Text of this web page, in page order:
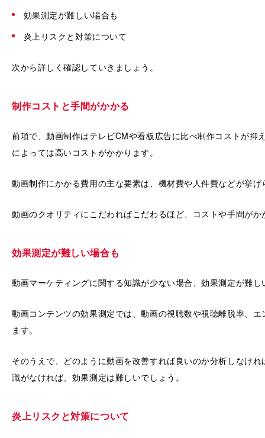
効果測定が難しい場合も
炎上リスクと対策について
次から詳しく確認していきましょう。
制作コストと手間がかかる
前項で、動画制作はテレビCMや看板広告に比べ制作コストが抑
によっては高いコストがかかります。
動画制作にかかる費用の主な要素は、機材費や人件費などが挙げ
動画のクオリティにこだわればこだわるほど、コストや手間が
効果測定が難しい場合も
動画マーケティングに関する知識が少ない場合、効果測定が難
動画コンテンツの効果測定では、動画の視聴数や視聴離脱率、
ます。
そのうえで、どのように動画を改善すれば良いのか分析しなけ
識がなければ、効果測定は難しいでしょう。
炎上リスクと対策について